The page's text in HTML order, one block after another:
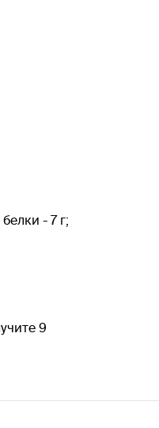
- 7 г;
9